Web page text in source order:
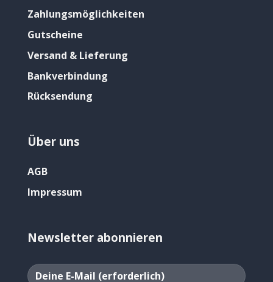
Zahlungsmöglichkeiten
Gutscheine
Versand & Lieferung
Bankverbindung
Rücksendung
Über uns
AGB
Impressum
Newsletter abonnieren